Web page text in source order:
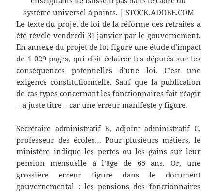
système universel à points. | STOCK.ADOBE.COM
Le texte du projet de loi de la réforme des retraites a
été révélé vendredi 31 janvier par le gouvernement.
En annexe du projet de loi figure une étude d’impact
de 1 029 pages, qui doit éclairer les députés sur les
conséquences potentielles d’une loi. C’est une
exigence constitutionnelle. Sauf que la publication
de cas types concernant les fonctionnaires fait réagir
– à juste titre – car une erreur manifeste y figure.
Secrétaire administratif B, adjoint administratif C,
professeur des écoles… Pour plusieurs métiers, le
ministère indique les pertes ou les gains sur leur
pension mensuelle à l’âge de 65 ans. Or, une
grossière erreur figure dans le document
gouvernemental : les pensions des fonctionnaires